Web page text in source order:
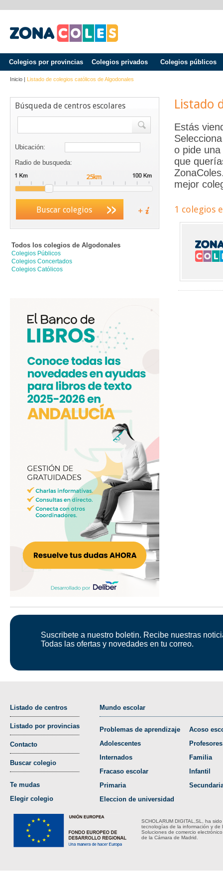
Colegios por provincias Colegios privados Colegios públicos
Inicio | Listado de colegios católicos deAlgodonales
Búsqueda de centros escolares
Ubicación:
Radio de busqueda:
Buscar colegios
Todos los colegios de Algodonales
Colegios Públicos
Colegios Concertados
Colegios Católicos
Listado
Estás
o pide
que
mejor
1 colegios
Suscribete a nuestro boletin. Recibe nuestras
Todas las ofertas y novedades en tu correo.
Listado de centros
Listado por provincias
Contacto
Buscar colegio
Te mudas
Elegir colegio
Mundo escolar
Problemas de aprendizaje
Adolescentes
Internados
Fracaso escolar
Primaria
Eleccion de universidad
Acoso
Profesores
Familia
Infantil
SCHOLARUM DIGITAL,SL, ha
tecnologías de la información y de
Soluciones de comercio
de la Cámara de Madrid.